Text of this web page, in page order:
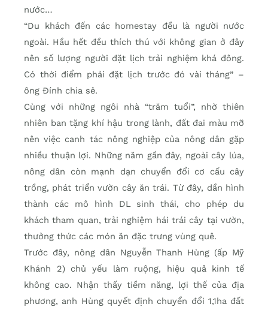
nước…
“Du khách đến các homestay đều là người nước
ngoài. Hầu hết đều thích thú với không gian ở đây
nên số lượng người đặt lịch trải nghiệm khá đông.
Có thời điểm phải đặt lịch trước đó vài tháng” –
ông Đính chia sẻ.
Cùng với những ngôi nhà “trăm tuổi”, nhờ thiên
nhiên ban tặng khí hậu trong lành, đất đai màu mỡ
nên việc canh tác nông nghiệp của nông dân gặp
nhiều thuận lợi. Những năm gần đây, ngoài cây lúa,
nông dân còn mạnh dạn chuyển đổi cơ cấu cây
trồng, phát triển vườn cây ăn trái. Từ đây, dần hình
thành các mô hình DL sinh thái, cho phép du
khách tham quan, trải nghiệm hái trái cây tại vườn,
thưởng thức các món ăn đặc trưng vùng quê.
Trước đây, nông dân Nguyễn Thanh Hùng (ấp Mỹ
Khánh 2) chủ yếu làm ruộng, hiệu quả kinh tế
không cao. Nhận thấy tiềm năng, lợi thế của địa
phương, anh Hùng quyết định chuyển đổi 1,1ha đất